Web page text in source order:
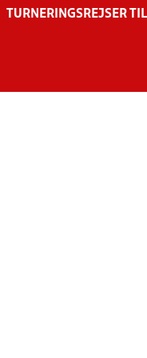
TURNERINGSREJSER